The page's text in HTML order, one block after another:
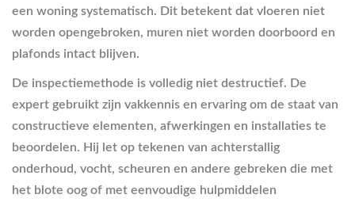
een woning systematisch. Dit betekent dat vloeren niet
worden opengebroken, muren niet worden doorboord en
plafonds intact blijven.
De inspectiemethode is volledig niet destructief. De
expert gebruikt zijn vakkennis en ervaring om de staat van
constructieve elementen, afwerkingen en installaties te
beoordelen. Hij let op tekenen van achterstallig
onderhoud, vocht, scheuren en andere gebreken die met
het blote oog of met eenvoudige hulpmiddelen